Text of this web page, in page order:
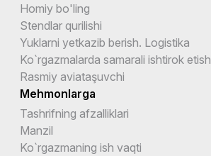
Homiy bo'ling
Stendlar qurilishi
Yuklarni yetkazib berish. Logistika
Ko`rgazmalarda samarali ishtirok etish
Rasmiy aviataşuvchi
Mehmonlarga
Tashrifning afzalliklari
Manzil
Ko`rgazmaning ish vaqti